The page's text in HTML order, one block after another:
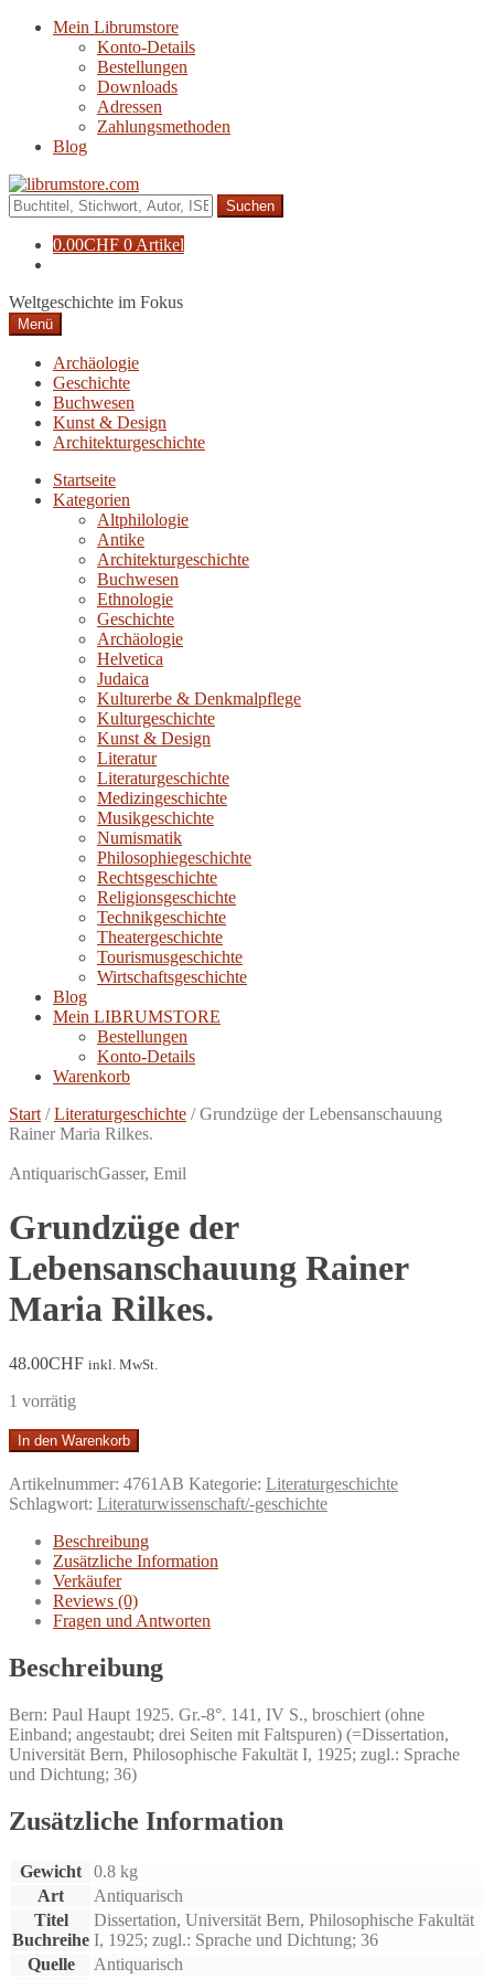
Navigation
Zum
Mein Librumstore
Konto-Details
Bestellungen
Downloads
Adressen
Zahlungsmethoden
Blog
Suche
nach:
0.00CHF 0 Artikel
Weltgeschichte im Fokus
Menü
Archäologie
Geschichte
Buchwesen
Kunst & Design
Architekturgeschichte
Startseite
Kategorien
Altphilologie
Antike
Architekturgeschichte
Buchwesen
Ethnologie
Geschichte
Archäologie
Helvetica
Judaica
Kulturerbe & Denkmalpflege
Kulturgeschichte
Kunst & Design
Literatur
Literaturgeschichte
Medizingeschichte
Musikgeschichte
Numismatik
Philosophiegeschichte
Rechtsgeschichte
Religionsgeschichte
Technikgeschichte
Theatergeschichte
Tourismusgeschichte
Wirtschaftsgeschichte
Blog
Mein LIBRUMSTORE
Bestellungen
Konto-Details
Warenkorb
Start /Literaturgeschichte /Grundzüge der Lebensanschauung
Rainer Maria Rilkes.
AntiquarischGasser, Emil
Grundzüge der
Lebensanschauung Rainer
Maria Rilkes.
48.00CHF inkl. MwSt.
1 vorrätig
Grundzüge
der
Lebensanschauung
Rainer
Maria
Rilkes.
Menge
In den Warenkorb
Artikelnummer: 4761AB Kategorie: Literaturgeschichte
Schlagwort: Literaturwissenschaft/-geschichte
Beschreibung
Zusätzliche Information
Verkäufer
Reviews (0)
Fragen und Antworten
Beschreibung
Bern: Paul Haupt 1925. Gr.-8°. 141, IV S., broschiert (ohne
Einband; angestaubt; drei Seiten mit Faltspuren) (=Dissertation,
Universität Bern, Philosophische Fakultät I, 1925; zugl.: Sprache
und Dichtung; 36)
Zusätzliche Information
Gewicht
0.8 kg
Art
Antiquarisch
Titel
Buchreihe
Dissertation, Universität Bern, Philosophische Fakultät
I, 1925; zugl.: Sprache und Dichtung; 36
Quelle
Antiquarisch